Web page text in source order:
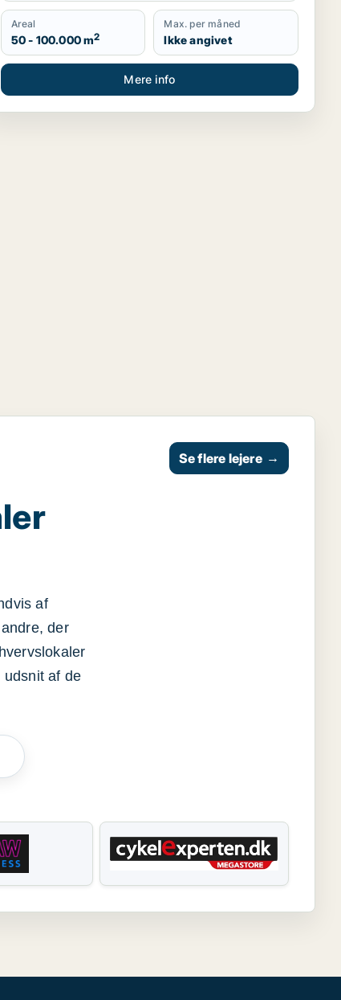
Areal
50 - 100.000 m2
Max. per måned
Ikke angivet
Mere info
af
der
udsnit af de
Se flere lejere →